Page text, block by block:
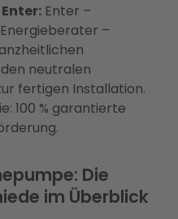
Enter –
–
neutralen
fertigen Installation.
100 % garantierte
Die
im Überblick